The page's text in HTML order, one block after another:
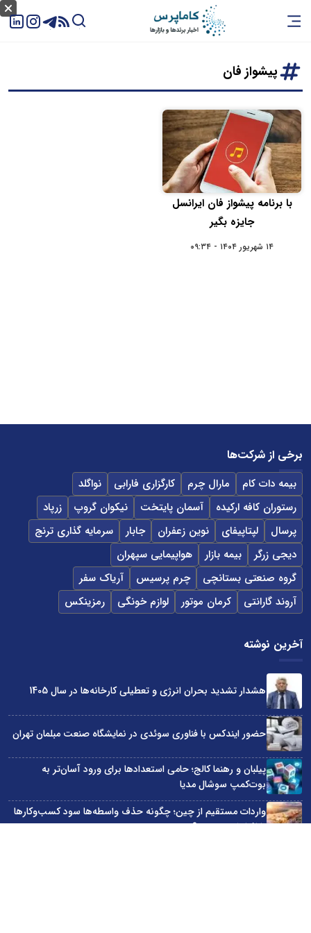
پیشواز فان
با برنامه پیشواز فان ایرانسل
جایزه بگیر
۱۴ شهریور ۱۴۰۴ - ۰۹:۳۴
برخی از شرکت‌ها
بیمه دات کام مارال چرم کارگزاری فارابی
نواگلد
رستوران کافه ارکیده
آسمان پایتخت نیکوان گروپ
زرپاد
پرسال
لپتاپیفای نوین زعفران جابار
سرمایه گذاری ترنج
دیجی زرگر
بیمه بازار
هواپیمایی سپهران
گروه صنعتی بستانچی
چرم پرسیس
آریاک سفر
آروند گارانتی
کرمان موتور لوازم خونگی رمزینکس
آخرین نوشته
هشدار تشدید بحران انرژی و تعطیلی کارخانه‌ها در سال 1405
حضور ایندکس با فناوری سوئدی در نمایشگاه صنعت مبلمان تهران
پیلبان و رهنما کالج؛ حامی استعدادها برای ورود آسان‌تر به
بوت‌کمپ سوشال مدیا
واردات مستقیم از چین؛ چگونه حذف واسطه‌ها سود کسب‌وکارها
را افزایش می‌دهد؟